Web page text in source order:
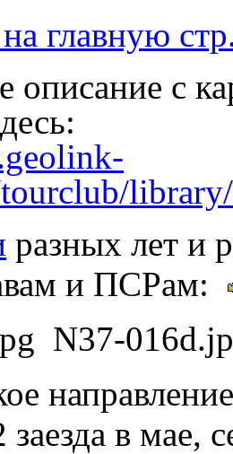
главную
описание с
разных лет и
и ПСРам:
N37-
в мае,